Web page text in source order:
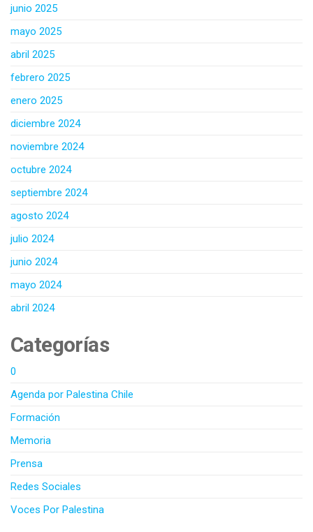
junio 2025
mayo 2025
abril 2025
febrero 2025
enero 2025
diciembre 2024
noviembre 2024
octubre 2024
septiembre 2024
agosto 2024
julio 2024
junio 2024
mayo 2024
abril 2024
Categorías
0
Agenda por Palestina Chile
Formación
Memoria
Prensa
Redes Sociales
Voces Por Palestina